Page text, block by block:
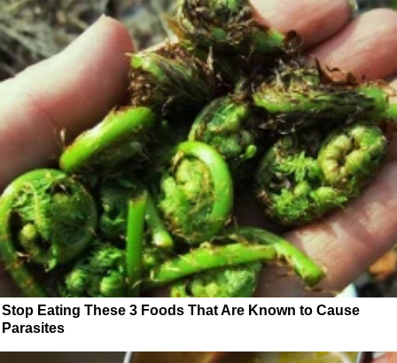
Stop Eating These 3 Foods That Are Known to Cause
Parasites